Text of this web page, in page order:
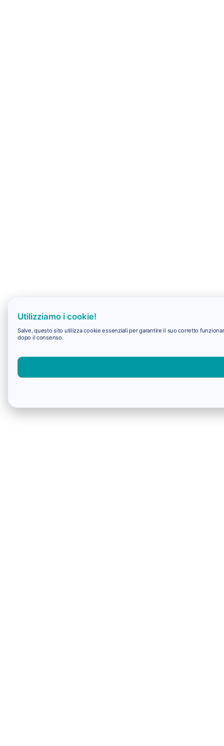
Utilizziamo i cookie!
Salve, questo sito utilizza cookie essenziali per garantire il suo corretto
dopo il consenso.